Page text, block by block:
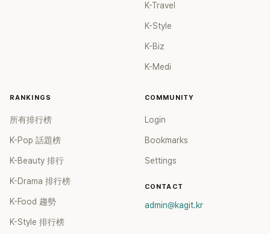
K-Travel
K-Style
K-Biz
K-Medi
RANKINGS
所有排行榜
K-Pop 話題榜
K-Beauty 排行
K-Drama 排行榜
K-Food 趨勢
K-Style 排行榜
COMMUNITY
Login
Bookmarks
Settings
CONTACT
admin@kagit.kr